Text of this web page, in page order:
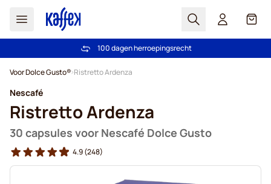
Zoek Cart
Gratis vanaf € 49
100 dagen herroepingsrecht
Voor Dolce Gusto® Ristretto Ardenza
Nescafé
Ristretto Ardenza
30 capsules voor Nescafé Dolce Gusto
4.9(248)